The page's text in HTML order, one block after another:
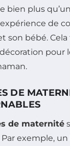
bien plus
expérience de
son bébé.
pour
DE
de maternité
Par exemple,